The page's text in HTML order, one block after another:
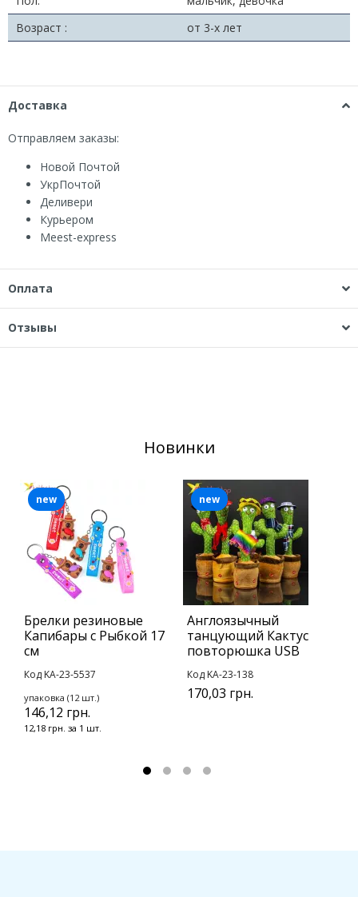
Возраст :
от 3-х лет
Доставка
Отправляем заказы:
Новой Почтой
УкрПочтой
Деливери
Курьером
Мeest-express
Оплата
Отзывы
Новинки
Брелки резиновые
Капибары с Рыбкой 17
см
Код KA-23-5537
упаковка (12 шт.)
146,12 грн.
12,18 грн. за 1 шт.
new
Англоязычный
танцующий Кактус
повторюшка USB
Код KA-23-138
170,03 грн.
new